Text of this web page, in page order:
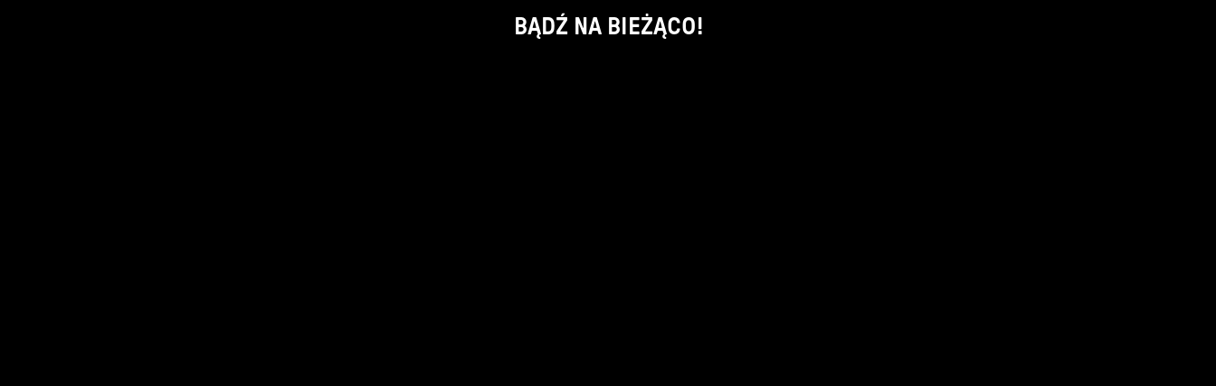
BĄDŹ NA BIEŻĄCO!